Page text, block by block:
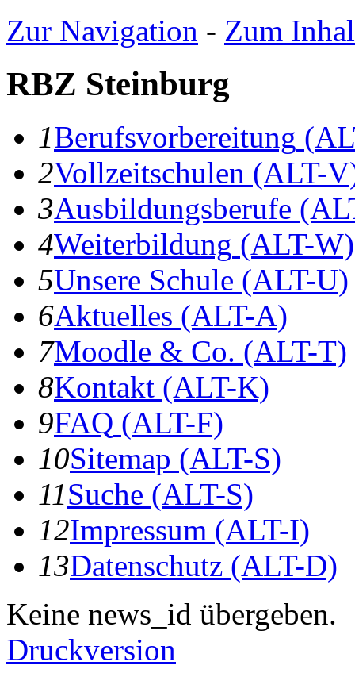
Zur Navigation - Zum
RBZ Steinburg
1Berufsvorbereitung
2Vollzeitschulen (ALT-
3Ausbildungsberufe
4Weiterbildung (ALT-W)
5Unsere Schule (ALT-U)
6Aktuelles (ALT-A)
7Moodle & Co. (ALT-T)
8Kontakt (ALT-K)
9FAQ (ALT-F)
10Sitemap (ALT-S)
11Suche (ALT-S)
12Impressum (ALT-I)
13Datenschutz (ALT-D)
Keine news_id übergeben.
Druckversion